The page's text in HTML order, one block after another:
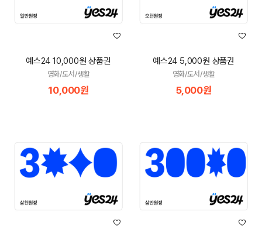
예스24 10,000원 상품권
영화/도서/생활
10,000원
예스24 5,000원 상품권
영화/도서/생활
5,000원